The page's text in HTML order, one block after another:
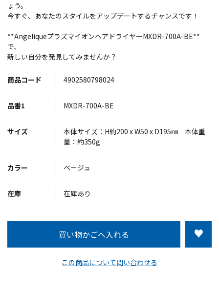
商品コード 4902580798024
品番1 MXDR-700A-BE
サイズ
本体サイズ：H約200 x W50 x D195㎜ 本体重
量：約350g
カラー ベージュ
在庫 在庫あり
この商品について問い合わせる
ょう。
今すぐ、あなたのスタイルをアップデートするチャンスです！
**AngeliqueプラズマイオンヘアドライヤーMXDR-700A-BE**
で、
新しい自分を発見してみませんか？